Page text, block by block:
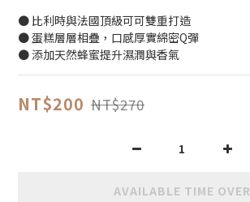
● 比利時與法國頂級可可雙重打造
● 蛋糕層層相疊，口感厚實綿密Q彈
● 添加天然蜂蜜提升濕潤與香氣
NT$200 NT$270
AVAILABLE TIME OVER